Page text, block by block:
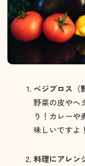
ベジブロス（
野菜の皮やヘ
り！カレーや
味しいですよ！
料理にアレン